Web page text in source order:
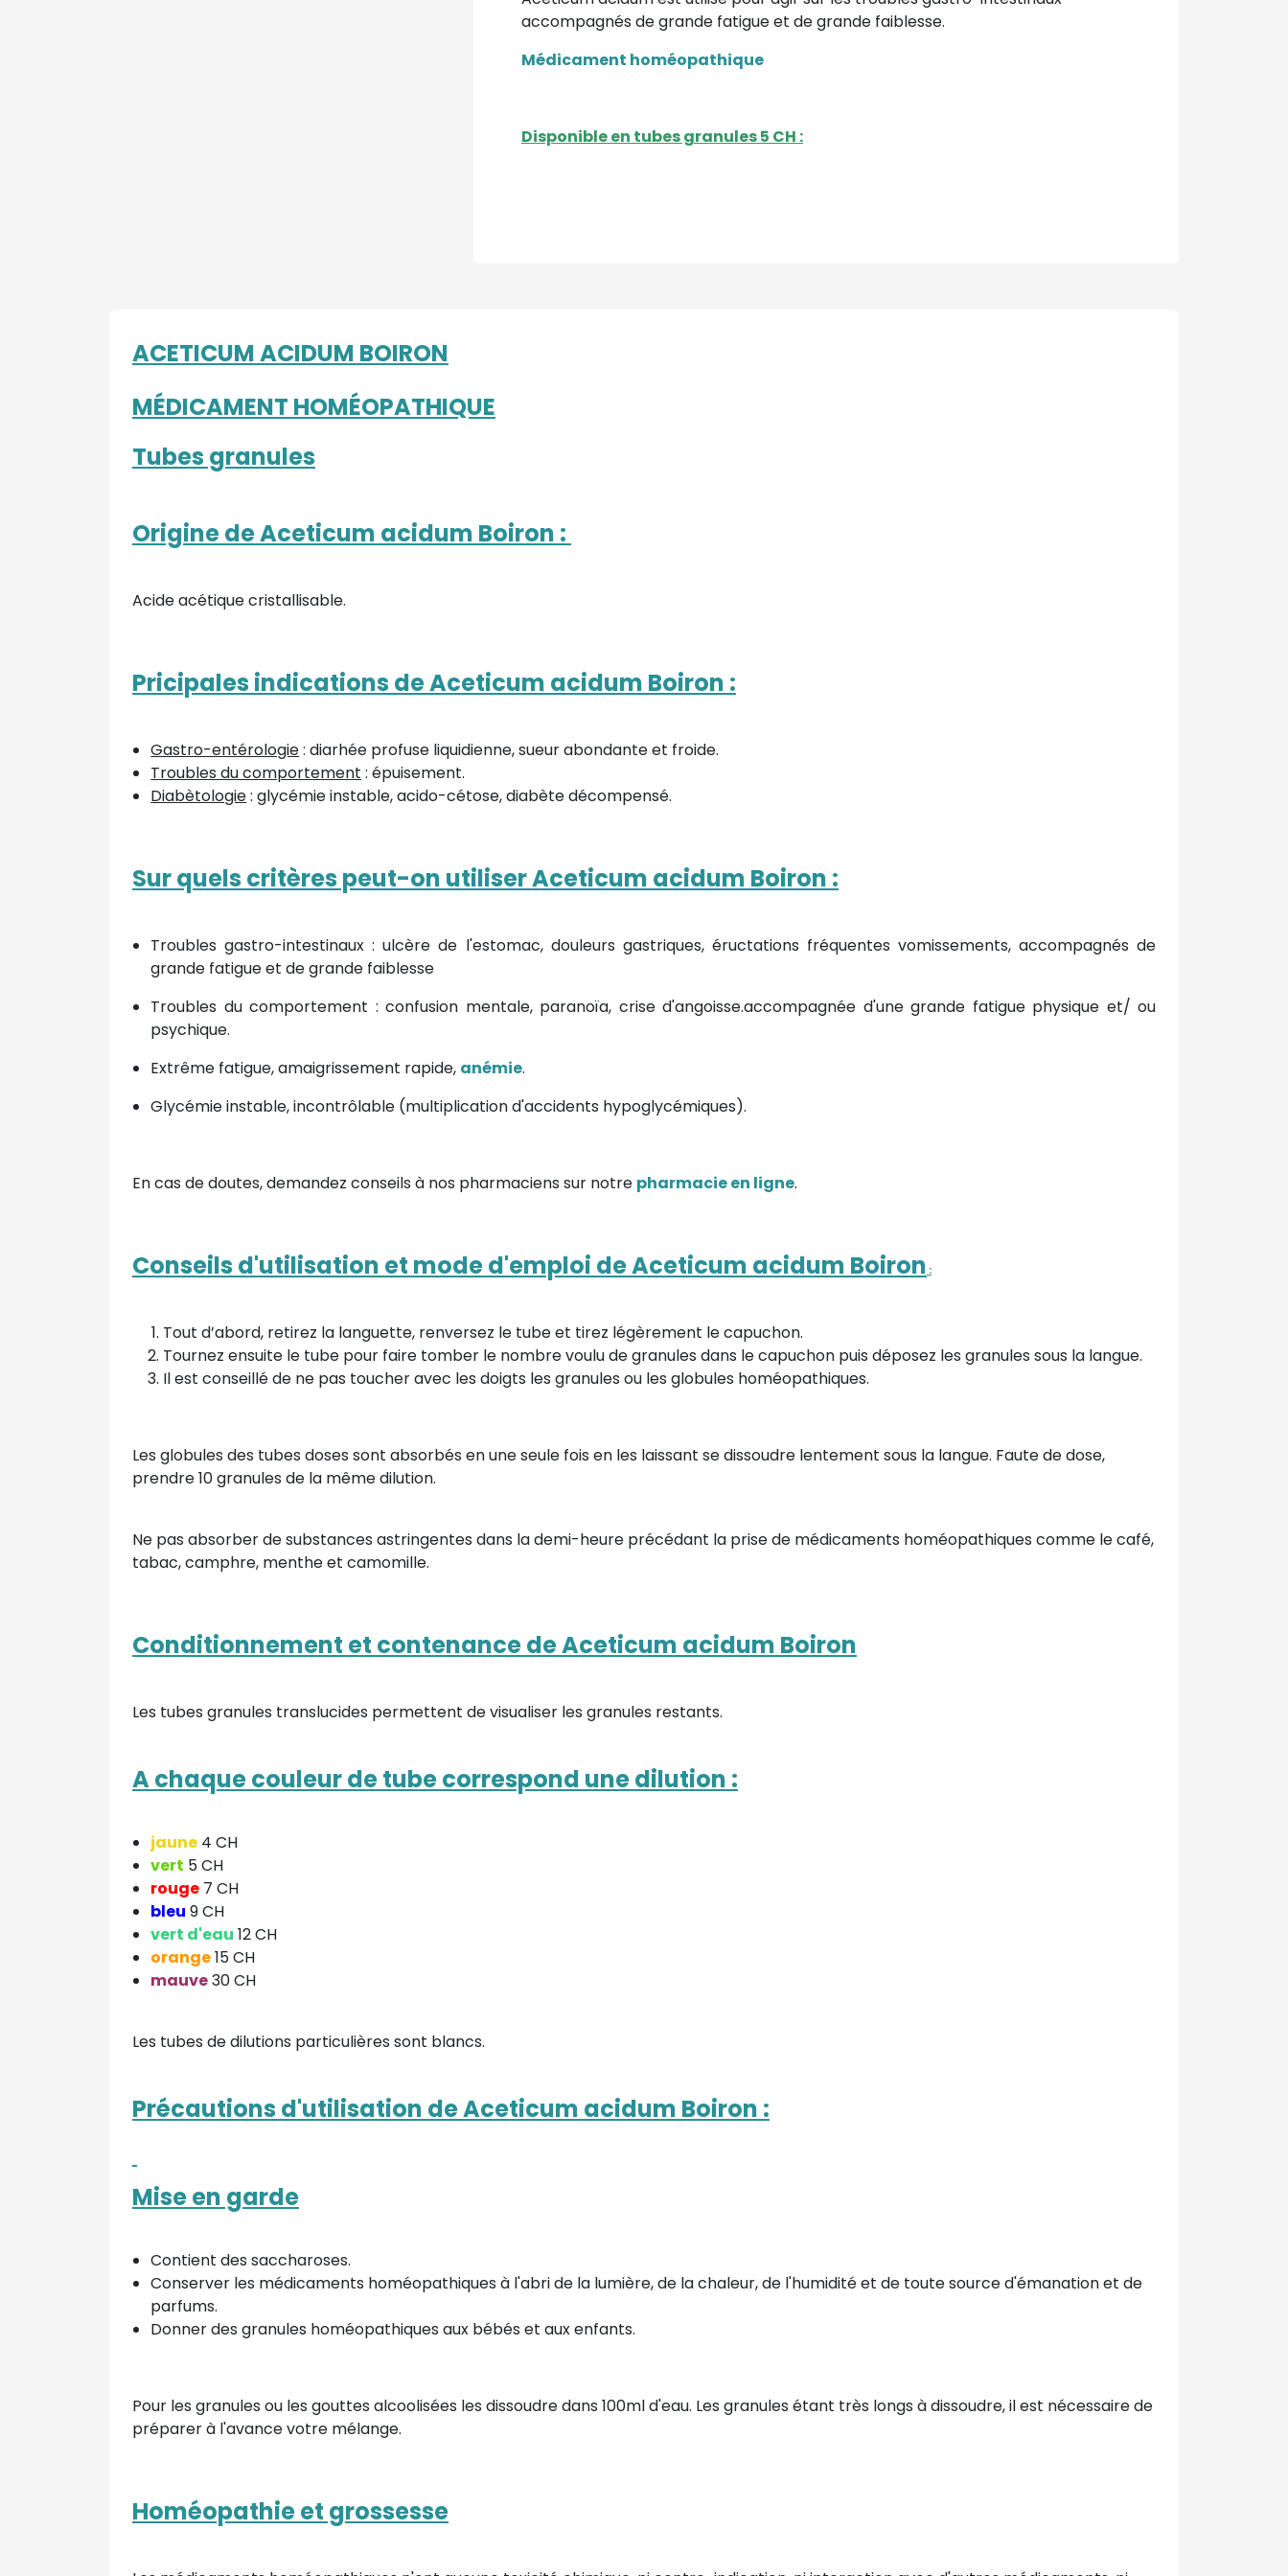
accompagnés de grande fatigue et de grande faiblesse.
Médicament homéopathique
Disponible en tubes granules 5 CH :
ACETICUM ACIDUM BOIRON
MÉDICAMENT HOMÉOPATHIQUE
Tubes granules
Origine de Aceticum acidum Boiron :
Acide acétique cristallisable.
Pricipales indications de Aceticum acidum Boiron :
Gastro-entérologie: diarhée profuse liquidienne, sueur abondante et froide.
Troubles du comportement : épuisement.
Diabètologie: glycémie instable, acido-cétose, diabète décompensé.
Sur quels critères peut-on utiliser Aceticum acidum Boiron :
Troubles gastro-intestinaux : ulcère de l'estomac, douleurs gastriques, éructations fréquentes vomissements, accompagnés de
grande fatigue et de grande faiblesse
Troubles du comportement : confusion mentale, paranoïa, crise d'angoisse.accompagnée d'une grande fatigue physique et/ ou
psychique.
Extrême fatigue, amaigrissement rapide, anémie.
Glycémie instable, incontrôlable (multiplication d'accidents hypoglycémiques).
En cas de doutes, demandez conseils à nos pharmaciens sur notre pharmacie en ligne.
Conseils d'utilisation et mode d'emploi de Aceticum acidum Boiron :
Tout d’abord, retirez la languette, renversez le tube et tirez légèrement le capuchon.
Tournez ensuite le tube pour faire tomber le nombre voulu de granules dans le capuchon puis déposez les granules sous la langue.
Il est conseillé de ne pas toucher avec les doigts les granules ou les globules homéopathiques.
Les globules des tubes doses sont absorbés en une seule fois en les laissant se dissoudre lentement sous la langue. Faute de dose,
prendre 10 granules de la même dilution.
Ne pas absorber de substances astringentes dans la demi-heure précédant la prise de médicaments homéopathiques comme le café,
tabac, camphre, menthe et camomille.
Conditionnement et contenance de Aceticum acidum Boiron
Les tubes granules translucides permettent de visualiser les granules restants.
A chaque couleur de tube correspond une dilution :
jaune 4 CH
vert 5 CH
rouge 7 CH
bleu 9 CH
vert d'eau 12 CH
orange15 CH
mauve30 CH
Les tubes de dilutions particulières sont blancs.
Précautions d'utilisation de Aceticum acidum Boiron :
Mise en garde
Contient des saccharoses.
Conserver les médicaments homéopathiques à l'abri de la lumière, de la chaleur, de l'humidité et de toute source d'émanation et de
parfums.
Donner des granules homéopathiques aux bébés et aux enfants.
Pour les granules ou les gouttes alcoolisées les dissoudre dans 100ml d'eau. Les granules étant très longs à dissoudre, il est nécessaire de
préparer à l'avance votre mélange.
Homéopathie et grossesse